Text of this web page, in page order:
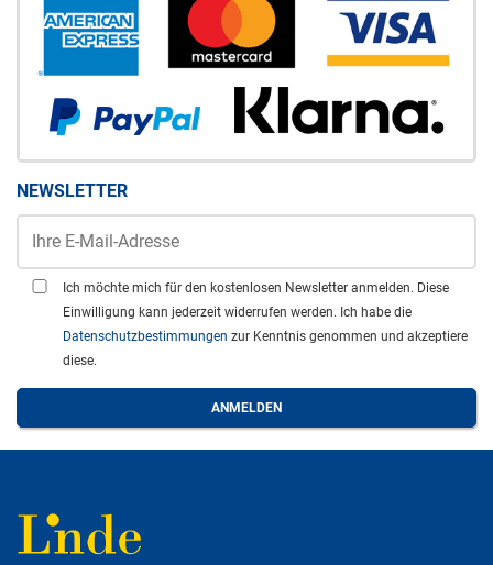
NEWSLETTER
Ich möchte mich für den kostenlosen Newsletter anmelden. Diese
Einwilligung kann jederzeit widerrufen werden. Ich habe die
Datenschutzbestimmungen zur Kenntnis genommen und akzeptiere
diese.